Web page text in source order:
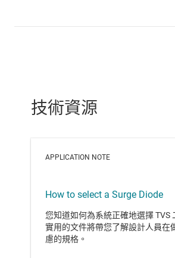
技術資源
APPLICATION NOTE
How to select a Surge Diode
您知道如何為系統正確地選擇 TVS
實用的文件將帶您了解設計人員在
慮的規格。